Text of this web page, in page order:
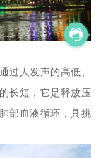
过人发声的高低、
长短，它是释放压
部血液循环，具挑